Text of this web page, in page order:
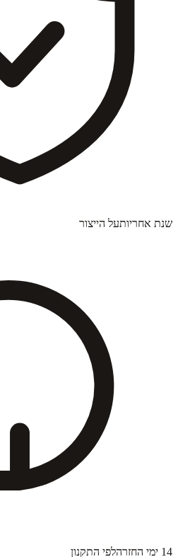
שנת אחריותעל הייצור
14 ימי החזרה לפי התקנון